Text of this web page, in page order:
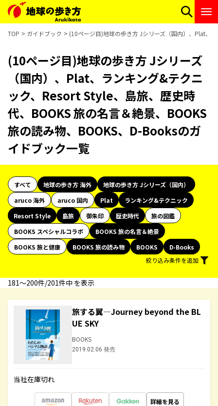
TOP ガイドブック (10ページ目)地球の歩き方 Jシリーズ（国内）、Plat、
(10ページ目)地球の歩き方 Jシリーズ
（国内）、Plat、ランキング&テクニ
ック、Resort Style、島旅、歴史時
代、BOOKS 旅の名言＆絶景、BOOKS
旅の読み物、BOOKS、D-Booksのガ
イドブック一覧
すべて 地球の歩き方 海外
地球の歩き方 Jシリーズ（国内）
aruco 海外
aruco 国内 Plat
ランキング&テクニック
Resort Style
島旅 御朱印 歴史時代
旅の図鑑
BOOKS スペシャルコラボ
BOOKS 旅の名言＆絶景
BOOKS 旅と健康
BOOKS 旅の読み物 BOOKS
D-Books
絞り込み条件を追加
181〜200件/201件中 を表示
旅する翼―Journey beyond the BL
UE SKY
BOOKS
2019.02.06 発売
当社在庫切れ
詳細を見る